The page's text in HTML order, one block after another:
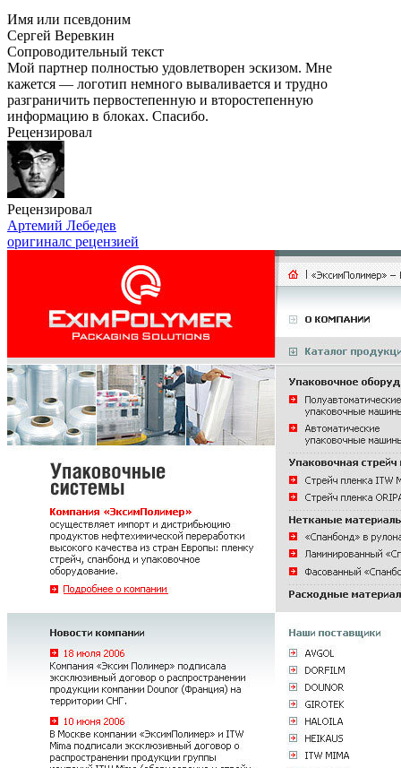
Имя или псевдоним
Сергей Веревкин
Сопроводительный текст
Мой партнер полностью удовлетворен эскизом. Мне
кажется — логотип немного вываливается и трудно
разграничить первостепенную и второстепенную
информацию в блоках. Спасибо.
Рецензировал
Рецензировал
Артемий Лебедев
оригиналс рецензией